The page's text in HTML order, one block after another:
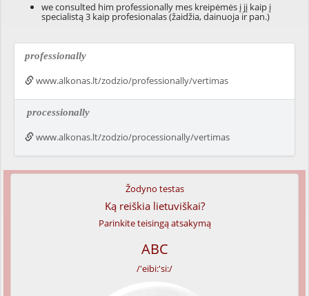
we consulted him professionally mes kreipėmės į jį kaip į
specialistą 3 kaip profesionalas (žaidžia, dainuoja ir pan.)
professionally
www.alkonas.lt/zodzio/professionally/vertimas
processionally
www.alkonas.lt/zodzio/processionally/vertimas
Žodyno testas
Ką reiškia lietuviškai?
Parinkite teisingą atsakymą
ABC
/'eibi:'si:/